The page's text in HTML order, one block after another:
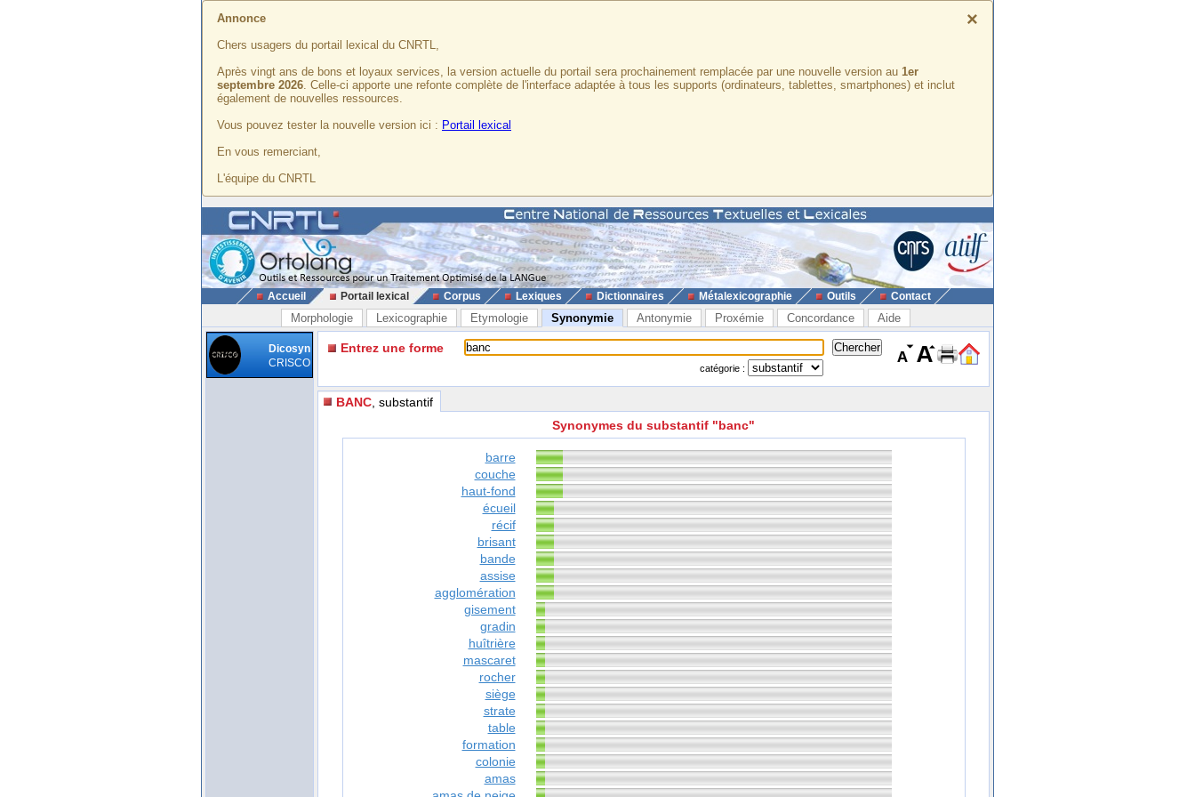
×
Annonce
Chers usagers du portail lexical du CNRTL,
Après vingt ans de bons et loyaux services, la version actuelle du portail sera prochainement remplacée par une nouvelle version au 1er
septembre 2026. Celle-ci apporte une refonte complète de l'interface adaptée à tous les supports (ordinateurs, tablettes, smartphones) et inclut
également de nouvelles ressources.
Vous pouvez tester la nouvelle version ici : Portail lexical
En vous remerciant,
L'équipe du CNRTL
Accueil Portail lexical Corpus Lexiques Dictionnaires Métalexicographie Outils Contact
Morphologie Lexicographie Etymologie Synonymie Antonymie Proxémie Concordance Aide
Dicosyn
CRISCO
Entrez une forme
catégorie :
BANC , substantif
Synonymes du substantif "banc"
barre
couche
haut-fond
écueil
récif
brisant
bande
assise
agglomération
gisement
gradin
huîtrière
mascaret
rocher
siège
strate
table
formation
colonie
amas